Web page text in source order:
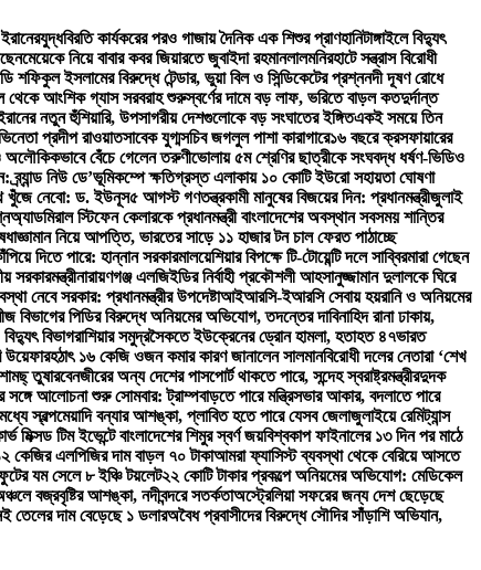
যুদ্ধবিরতি কার্যকরের পরও গাজায় দৈনিক এক শিশুর প্রাণহানিটাঙ্গাইলে বিদ্যুৎ
মেয়েকে নিয়ে বাবার কবর জিয়ারতে জুবাইদা রহমানলালমনিরহাটে সন্ত্রাস বিরোধী
ইসলামের বিরুদ্ধে টেন্ডার, ভুয়া বিল ও সিন্ডিকেটের প্রশ্ননদী দূষণ রোধে
থেকে আংশিক গ্যাস সরবরাহ শুরুস্বর্ণের দামে বড় লাফ, ভরিতে বাড়ল কতদুর্দান্ত
নতুন হুঁশিয়ারি, উপসাগরীয় দেশগুলোকে বড় সংঘাতের ইঙ্গিতএকই সময়ে তিন
প্রদীপ রাওয়াতসাবেক যুগ্মসচিব জগলুল পাশা কারাগারে১৬ বছরে ক্রসফায়ারের
অলৌকিকভাবে বেঁচে গেলেন তরুণীভোলায় ৫ম শ্রেণির ছাত্রীকে সংঘবদ্ধ ধর্ষণ-ভিডিও
নিউ ডে’ভূমিকম্পে ক্ষতিগ্রস্ত এলাকায় ১০ কোটি ইউরো সহায়তা ঘোষণা
খুঁজে নেবো: ড. ইউনূস৫ আগস্ট গণতন্ত্রকামী মানুষের বিজয়ের দিন: প্রধানমন্ত্রীজুলাই
অ্যাডমিরাল স্টিফেন কেলারকে প্রধানমন্ত্রী বাংলাদেশের অবস্থান সবসময় শান্তির
মান নিয়ে আপত্তি, ভারতের সাড়ে ১১ হাজার টন চাল ফেরত পাঠাচ্ছে
দিতে পারে: হান্নান সরকারমালয়েশিয়ার বিপক্ষে টি-টোয়েন্টি দলে সাব্বিরমারা গেছেন
সরকারমন্ত্রীনারায়ণগঞ্জ এলজিইডির নির্বাহী প্রকৌশলী আহসানুজ্জামান দুলালকে ঘিরে
নেবে সরকার: প্রধানমন্ত্রীর উপদেষ্টাআইআরসি-ইআরসি সেবায় হয়রানি ও অনিয়মের
বিভাগের পিডির বিরুদ্ধে অনিয়মের অভিযোগ, তদন্তের দাবিনাহিদ রানা ঢাকায়,
বিভাগরাশিয়ার সমুদ্রসৈকতে ইউক্রেনের ড্রোন হামলা, হতাহত ৪৭ভারত
উয়েফারহঠাৎ ১৬ কেজি ওজন কমার কারণ জানালেন সালমানবিরোধী দলের নেতারা ‘শেখ
তুষারবেনজীরের অন্য দেশের পাসপোর্ট থাকতে পারে, সন্দেহ স্বরাষ্ট্রমন্ত্রীরদুদক
সঙ্গে আলোচনা শুরু সোমবার: ট্রাম্পবাড়তে পারে মন্ত্রিসভার আকার, বদলাতে পারে
স্বল্পমেয়াদি বন্যার আশঙ্কা, প্লাবিত হতে পারে যেসব জেলাজুলাইয়ে রেমিট্যান্স
মিক্সড টিম ইভেন্টে বাংলাদেশের শিমুর স্বর্ণ জয়বিশ্বকাপ ফাইনালের ১৩ দিন পর মাঠে
কেজির এলপিজির দাম বাড়ল ৭০ টাকাআমরা ফ্যাসিস্ট ব্যবস্থা থেকে বেরিয়ে আসতে
যম সেলে ৮ ইঞ্চি টয়লেট২২ কোটি টাকার প্রকল্পে অনিয়মের অভিযোগ: মেডিকেল
বজ্রবৃষ্টির আশঙ্কা, নদীবন্দরে সতর্কতাঅস্ট্রেলিয়া সফরের জন্য দেশ ছেড়েছে
তেলের দাম বেড়েছে ১ ডলারঅবৈধ প্রবাসীদের বিরুদ্ধে সৌদির সাঁড়াশি অভিযান,